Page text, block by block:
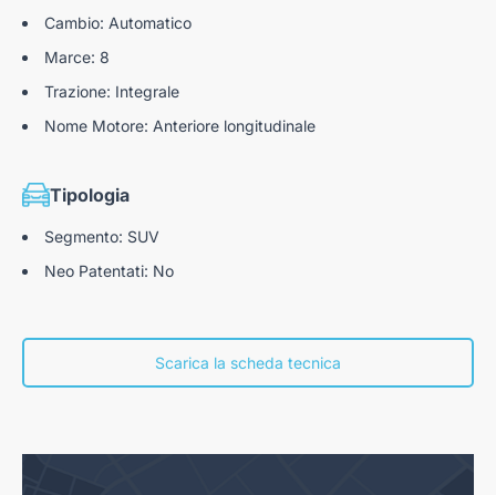
Cambio: Automatico
Marce: 8
Trazione: Integrale
Nome Motore: Anteriore longitudinale
Tipologia
Segmento: SUV
Neo Patentati: No
Scarica la scheda tecnica